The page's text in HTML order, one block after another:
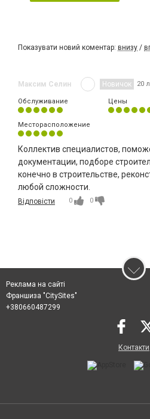
Показувати новий коментар: внизу /
Максим Селин Новичок 20
Обслуживание Цены
Месторасположение
Коллектив специалистов,
документации, подборе
конечно в строительстве,
любой сложности.
Відповісти 0 0
Реклама на сайті
Франшиза "CitySites"
+380660487299
Контакти